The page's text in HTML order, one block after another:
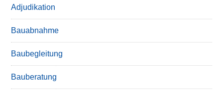
Adjudikation
Bauabnahme
Baubegleitung
Bauberatung